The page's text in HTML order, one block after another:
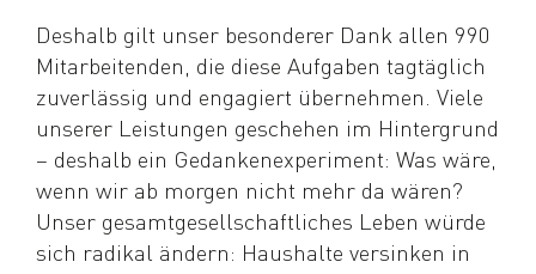
Deshalb gilt unser besonderer Dank allen 990
Mitarbeitenden, die diese Aufgaben tagtäglich
zuverlässig und engagiert übernehmen. Viele
unserer Leistungen geschehen im Hintergrund
– deshalb ein Gedankenexperiment: Was wäre,
wenn wir ab morgen nicht mehr da wären?
Unser gesamtgesellschaftliches Leben würde
sich radikal ändern: Haushalte versinken in